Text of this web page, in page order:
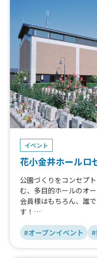
イベント
花小金井ホールロ
公園づくりをコンセプ
む、多目的ホールのオ
会員様はもちろん、誰
す！
をテーマにした空間で
バラが園内を覆うほど
#オープンイベント